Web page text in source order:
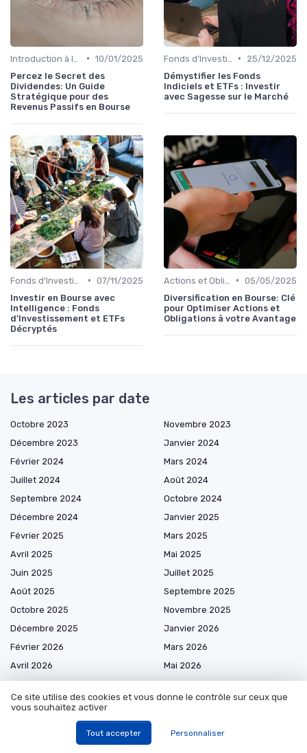
• 10/01/2025
Percez le Secret des
Dividendes: Un Guide
Stratégique pour des
Revenus Passifs en Bourse
•
25/12/2025
Démystifier les Fonds
Indiciels et ETFs : Investir
avec Sagesse sur le Marché
• 07/11/2025
Investir en Bourse avec
Intelligence : Fonds
d'Investissement et ETFs
Décryptés
• 05/05/2025
Diversification en Bourse: Clé
pour Optimiser Actions et
Obligations à votre Avantage
Les articles par date
Octobre 2023
Novembre 2023
Décembre 2023
Janvier 2024
Février 2024
Mars 2024
Juillet 2024
Août 2024
Septembre 2024
Octobre 2024
Décembre 2024
Janvier 2025
Février 2025
Mars 2025
Avril 2025
Mai 2025
Juin 2025
Juillet 2025
Août 2025
Septembre 2025
Octobre 2025
Novembre 2025
Décembre 2025
Janvier 2026
Février 2026
Mars 2026
Avril 2026
Mai 2026
Juin 2026
Juillet 2026
Août 2026
Ce site utilise des cookies et vous donne le contrôle sur ceux que
vous souhaitez activer
Tout accepter Personnaliser